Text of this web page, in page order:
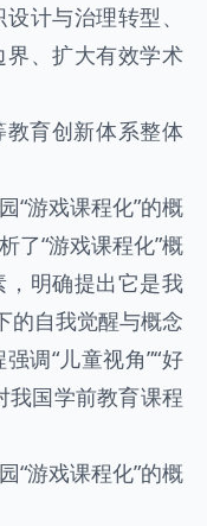
计与治理转型、
、扩大有效学术
教育创新体系整体
“游戏课程化”的概
了“游戏课程化”概
明确提出它是我
的自我觉醒与概念
调“儿童视角”“好
我国学前教育课程
“游戏课程化”的概